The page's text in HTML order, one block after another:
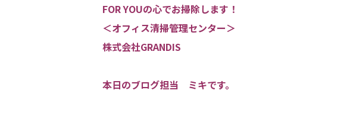
FOR YOUの心でお掃除します！
＜オフィス清掃管理センター＞
株式会社GRANDIS
本日のブログ担当 ミキです。